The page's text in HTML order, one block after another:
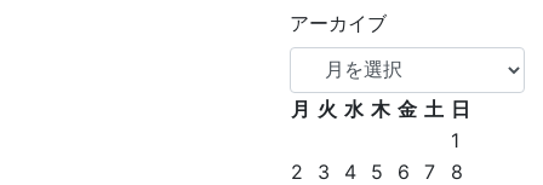
アーカイブ
月 火 水 木 金 土 日
1
2
3 4 5 6 7
8